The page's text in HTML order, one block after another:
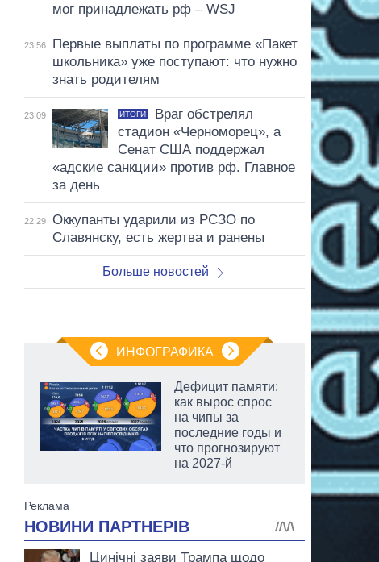
мог принадлежать рф – WSJ
23:56
Первые выплаты по программе «Пакет
школьника» уже поступают: что нужно
знать родителям
23:09 ИТОГИ
Враг обстрелял
стадион «Черноморец», а
Сенат США поддержал
«адские санкции» против рф. Главное
за день
22:29
Оккупанты ударили из РСЗО по
Славянску, есть жертва и ранены
Больше новостей
ИНФОГРАФИКА
Дефицит памяти:
как вырос спрос
на чипы за
последние годы и
что прогнозируют
на 2027-й